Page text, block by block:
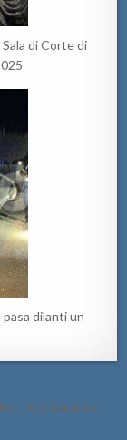
di Corte di
dilanti un
den mondi na